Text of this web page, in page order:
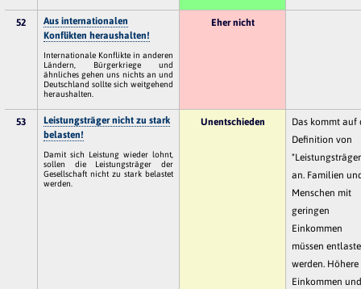
52
Aus internationalen
Konflikten heraushalten!
Internationale Konflikte in anderen
Ländern, Bürgerkriege und
ähnliches gehen uns nichts an und
Deutschland sollte sich weitgehend
heraushalten.
Eher nicht
53
Leistungsträger nicht zu stark
belasten!
Damit sich Leistung wieder lohnt,
sollen die Leistungsträger der
Gesellschaft nicht zu stark belastet
werden.
Unentschieden
Das kommt auf
Definition von
an. Familien
Menschen mit
geringen
Einkommen
müssen
werden. Höhere
Einkommen